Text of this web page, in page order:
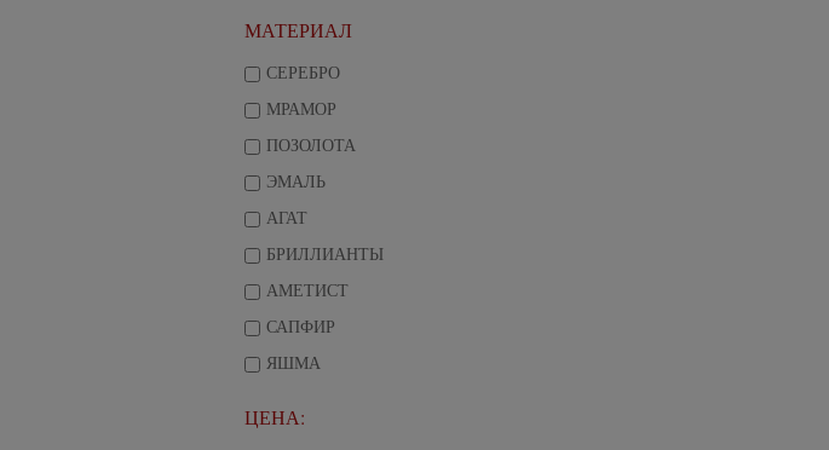
МАТЕРИАЛ
СЕРЕБРО
МРАМОР
ПОЗОЛОТА
ЭМАЛЬ
АГАТ
БРИЛЛИАНТЫ
АМЕТИСТ
САПФИР
ЯШМА
ЦЕНА: